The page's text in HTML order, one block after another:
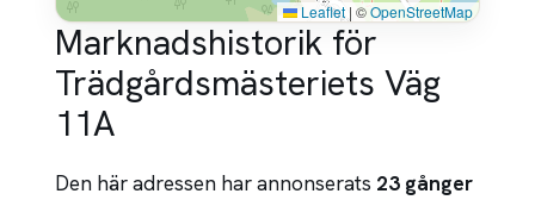
Leaflet | ©OpenStreetMap
Marknadshistorik för
Trädgårdsmästeriets Väg
11A
Den här adressen har annonserats 23 gånger